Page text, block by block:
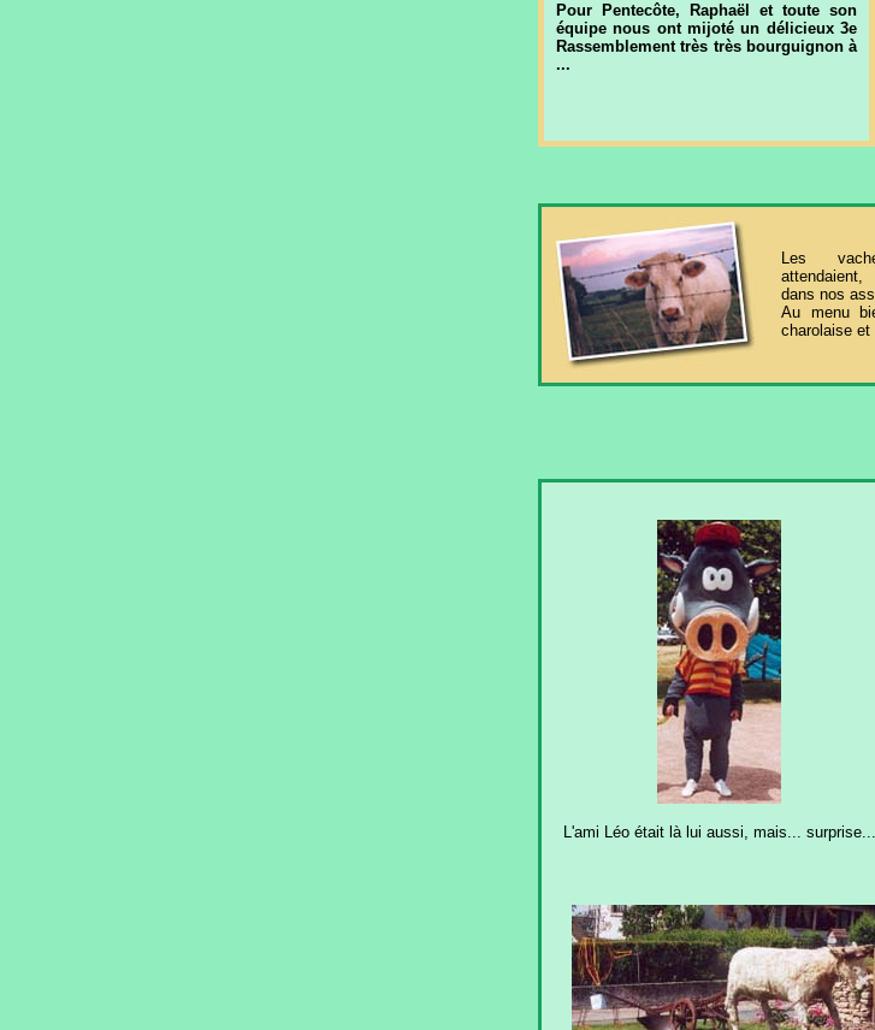
Pour Pentecôte, Raphaël et toute son
équipe nous ont mijoté un délicieux 3e
Rassemblement très très bourguignon à
...
Les
dans nos
Au menu
charolaise et
L'ami Léo était là lui aussi, mais... surprise...